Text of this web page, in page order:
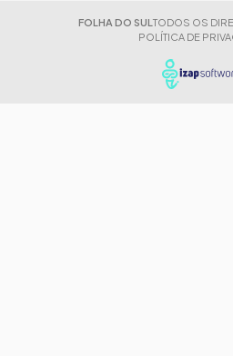
FOLHA DO SUL TODOS OS
POLÍTICA DE